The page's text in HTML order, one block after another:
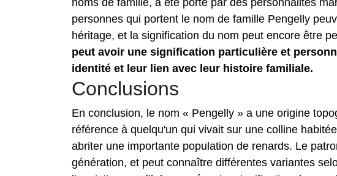
noms de famille, a été porté par des personnalités
personnes qui portent le nom de famille Pengelly
héritage, et la signification du nom peut encore être
peut avoir une signification particulière et
identité et leur lien avec leur histoire familiale.
Conclusions
En conclusion, le nom « Pengelly » a une origine
référence à quelqu'un qui vivait sur une colline
abriter une importante population de renards. Le
génération, et peut connaître différentes variantes